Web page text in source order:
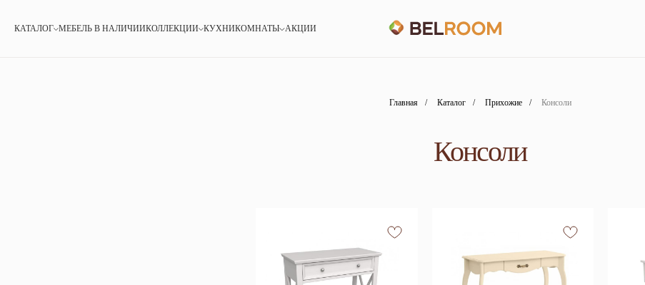
КАТАЛОГ МЕБЕЛЬ В НАЛИЧИИКОЛЛЕКЦИИ КУХНИКОМНАТЫ АКЦИИ
Главная / Каталог / Прихожие / Консоли
Консоли